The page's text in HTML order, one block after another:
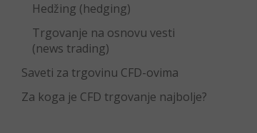
Hedžing (hedging)
Trgovanje na osnovu vesti
(news trading)
Saveti za trgovinu CFD-ovima
Za koga je CFD trgovanje najbolje?